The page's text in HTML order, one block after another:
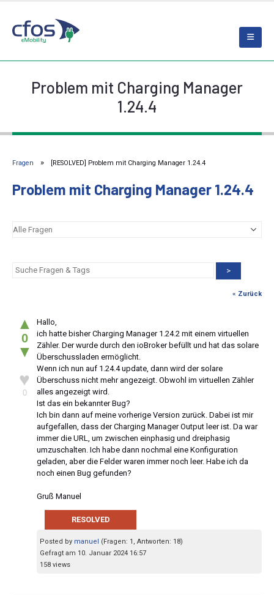
Problem mit Charging Manager
1.24.4
Fragen [RESOLVED] Problem mit Charging Manager 1.24.4
Problem mit Charging Manager 1.24.4
>
« Zurück
▲
0
▼
♥
0
Hallo,
ich hatte bisher Charging Manager 1.24.2 mit einem virtuellen
Zähler. Der wurde durch den ioBroker befüllt und hat das solare
Überschussladen ermöglicht.
Wenn ich nun auf 1.24.4 update, dann wird der solare
Überschuss nicht mehr angezeigt. Obwohl im virtuellen Zähler
alles angezeigt wird.
Ist das ein bekannter Bug?
Ich bin dann auf meine vorherige Version zurück. Dabei ist mir
aufgefallen, dass der Charging Manager Output leer ist. Da war
immer die URL, um zwischen einphasig und dreiphasig
umzuschalten. Ich habe dann nochmal eine Konfiguration
geladen, aber die Felder waren immer noch leer. Habe ich da
noch einen Bug gefunden?
Gruß Manuel
RESOLVED
Posted by manuel (Fragen: 1, Antworten: 18)
Gefragt am 10. Januar 2024 16:57
158 views